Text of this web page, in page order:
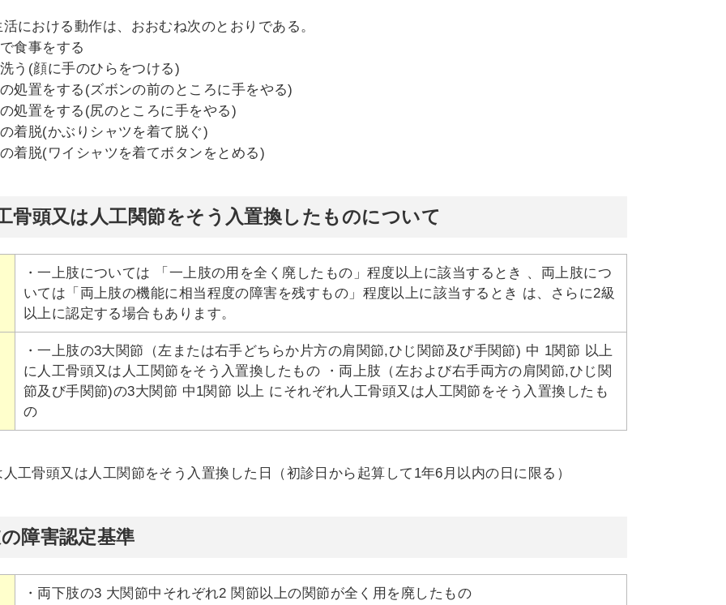
における動作は、おおむね次のとおりである。
食事をする
う(顔に手のひらをつける)
処置をする(ズボンの前のところに手をやる)
処置をする(尻のところに手をやる)
着脱(かぶりシャツを着て脱ぐ)
着脱(ワイシャツを着てボタンをとめる)
骨頭又は人工関節をそう入置換したものについて
・一上肢については 「一上肢の用を全く廃したもの」程度以上に該当するとき 、両上肢につ
いては「両上肢の機能に相当程度の障害を残すもの」程度以上に該当するとき は、さらに2級
以上に認定する場合もあります。
・一上肢の3大関節（左または右手どちらか片方の肩関節,ひじ関節及び手関節) 中 1関節 以上
に人工骨頭又は人工関節をそう入置換したもの ・両上肢（左および右手両方の肩関節,ひじ関
節及び手関節)の3大関節 中1関節 以上 にそれぞれ人工骨頭又は人工関節をそう入置換したも
の
工骨頭又は人工関節をそう入置換した日（初診日から起算して1年6月以内の日に限る）
障害認定基準
・両下肢の3 大関節中それぞれ2 関節以上の関節が全く用を廃したもの